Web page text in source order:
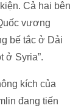
Cả hai bên
vương
bế tắc ở Dải
ở Syria”.
kích của
đang tiến